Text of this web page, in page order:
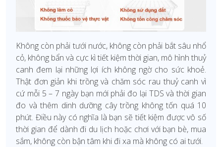
Không còn phải tưới nước, không còn phải bắt sâu nhổ
cỏ, không bẩn và cực kì tiết kiệm thời gian, mô hình thuỷ
canh đem lại những lợi ích không ngờ cho sức khoẻ.
Thật đơn giản khi trồng và chăm sóc rau thuỷ canh vì
cứ mỗi 5 – 7 ngày bạn mới phải đo lại TDS và thời gian
đo và thêm dinh dưỡng cây trồng không tốn quá 10
phút. Điều này có nghĩa là bạn sẽ tiết kiệm được vô số
thời gian để dành đi du lịch hoặc chơi với bạn bè, mua
sắm, không còn bận tâm khi đi xa mà không có ai tưới.